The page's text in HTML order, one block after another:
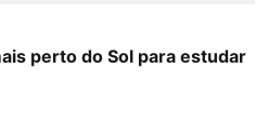
perto do Sol para estudar